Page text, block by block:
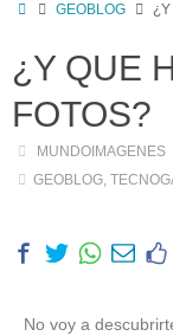
GEOBLOG ¿Y
¿Y QUE
FOTOS?
MUNDOIMAGENES
GEOBLOG,
No voy a